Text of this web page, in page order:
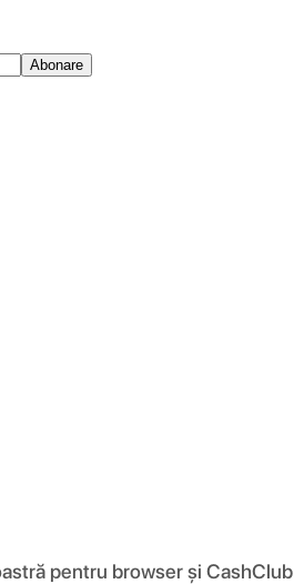
Abonare
pentru browser și CashClub